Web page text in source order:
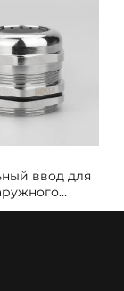
ввод для